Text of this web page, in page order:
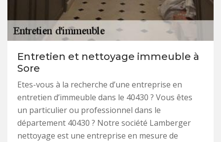
Entretien et nettoyage immeuble à
Sore
Etes-vous à la recherche d’une entreprise en
entretien d’immeuble dans le 40430 ? Vous êtes
un particulier ou professionnel dans le
département 40430 ? Notre société Lamberger
nettoyage est une entreprise en mesure de